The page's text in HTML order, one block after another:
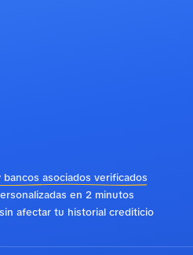
asociados verificados
en 2 minutos
afectar tu historial crediticio